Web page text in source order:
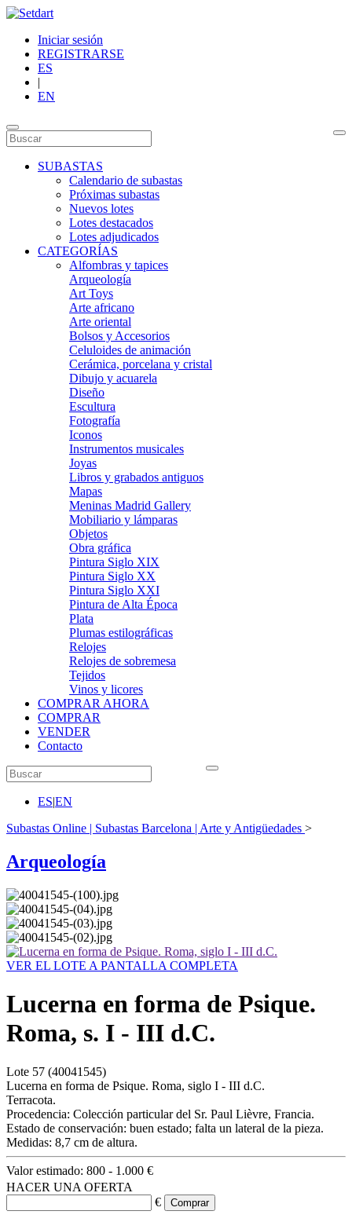
Iniciar sesión
REGISTRARSE
ES
|
EN
SUBASTAS
Calendario de subastas
Próximas subastas
Nuevos lotes
Lotes destacados
Lotes adjudicados
CATEGORÍAS
Alfombras y tapices
Arqueología
Art Toys
Arte africano
Arte oriental
Bolsos y Accesorios
Celuloides de animación
Cerámica, porcelana y cristal
Dibujo y acuarela
Diseño
Escultura
Fotografía
Iconos
Instrumentos musicales
Joyas
Libros y grabados antiguos
Mapas
Meninas Madrid Gallery
Mobiliario y lámparas
Objetos
Obra gráfica
Pintura Siglo XIX
Pintura Siglo XX
Pintura Siglo XXI
Pintura de Alta Época
Plata
Plumas estilográficas
Relojes
Relojes de sobremesa
Tejidos
Vinos y licores
COMPRAR AHORA
COMPRAR
VENDER
Contacto
ES|EN
Subastas Online | Subastas Barcelona | Arte y Antigüedades >
Arqueología
VER EL LOTE A PANTALLA COMPLETA
Lucerna en forma de Psique.
Roma, s. I - III d.C.
Lote 57 (40041545)
Lucerna en forma de Psique. Roma, siglo I - III d.C.
Terracota.
Procedencia: Colección particular del Sr. Paul Lièvre, Francia.
Estado de conservación: buen estado; falta un lateral de la pieza.
Medidas: 8,7 cm de altura.
Valor estimado: 800 - 1.000 €
HACER UNA OFERTA
€